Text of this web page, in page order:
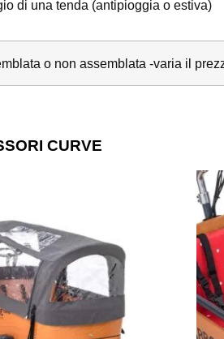
di una tenda (antipioggia o estiva)
o non assemblata -varia il
CURVE